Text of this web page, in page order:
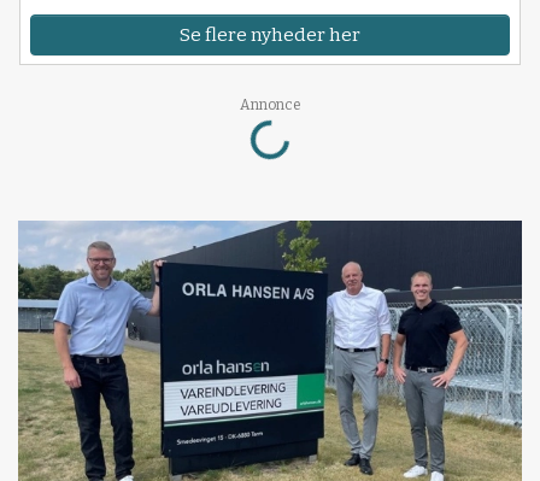
Se flere nyheder her
Annonce
Loading...